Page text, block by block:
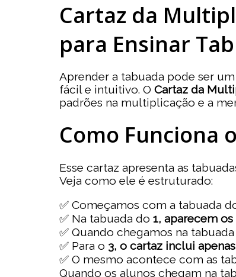
Cartaz da
para Ensinar
Aprender a tabuada pode ser
fácil e intuitivo. O Cartaz da
padrões na multiplicação e a
Como Funciona
Esse cartaz apresenta as
Veja como ele é estruturado:
✅ Começamos com a tabuada
✅ Na tabuada do 1, aparecem os
✅ Quando chegamos na
✅ Para o 3, o cartaz inclui apenas
✅ O mesmo acontece com as
Quando os alunos chegam na